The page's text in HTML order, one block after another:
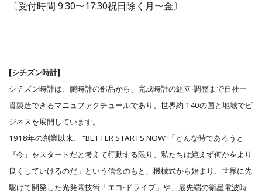
〔受付時間 9:30〜17:30祝⽇除く月〜金〕
[シチズン時計]
シチズン時計は、腕時計の部品から、完成時計の組⽴‧調整まで⾃社⼀
貫製造できるマニュファクチュールであり、世界約 140の国と地域でビ
ジネスを展開しています。
1918年の創業以来、 “BETTER STARTS NOW”「どんな時であろうと
『今』をスタートだと考えて⾏動する限り、私たちは絶えず何かをより
良くしていけるのだ」という信念のもと、機械式から始まり、世界に先
駆けて開発した光発電技術「エコ‧ドライブ」や、最先端の衛星電波時